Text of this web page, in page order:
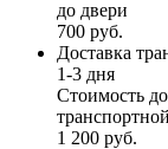
до двери
700 руб.
Доставка
1-3 дня
Стоимость
1 200 руб.